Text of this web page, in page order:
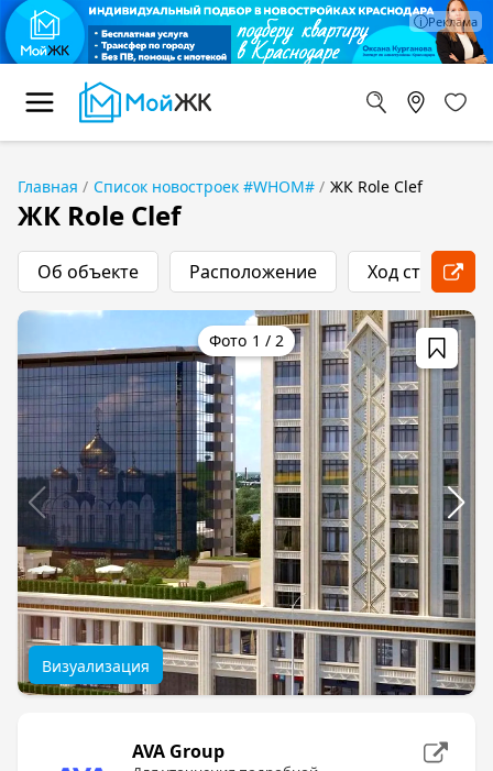
Главная Список новостроек #WHOM# ЖК Role Clef
ЖК Role Clef
Об объекте Расположение Ход
1 / 2
Визуализация
AVA Group